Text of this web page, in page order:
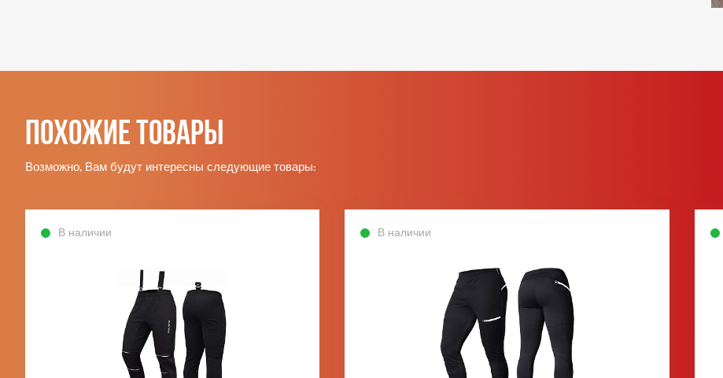
Похожие товары
Возможно, Вам будут интересны следующие товары:
В наличии В наличии